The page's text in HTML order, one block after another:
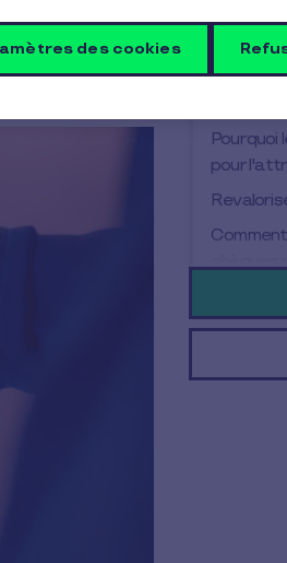
Quelle
repas au
Chèque
Pourquoi
pour
chèques
des cookies